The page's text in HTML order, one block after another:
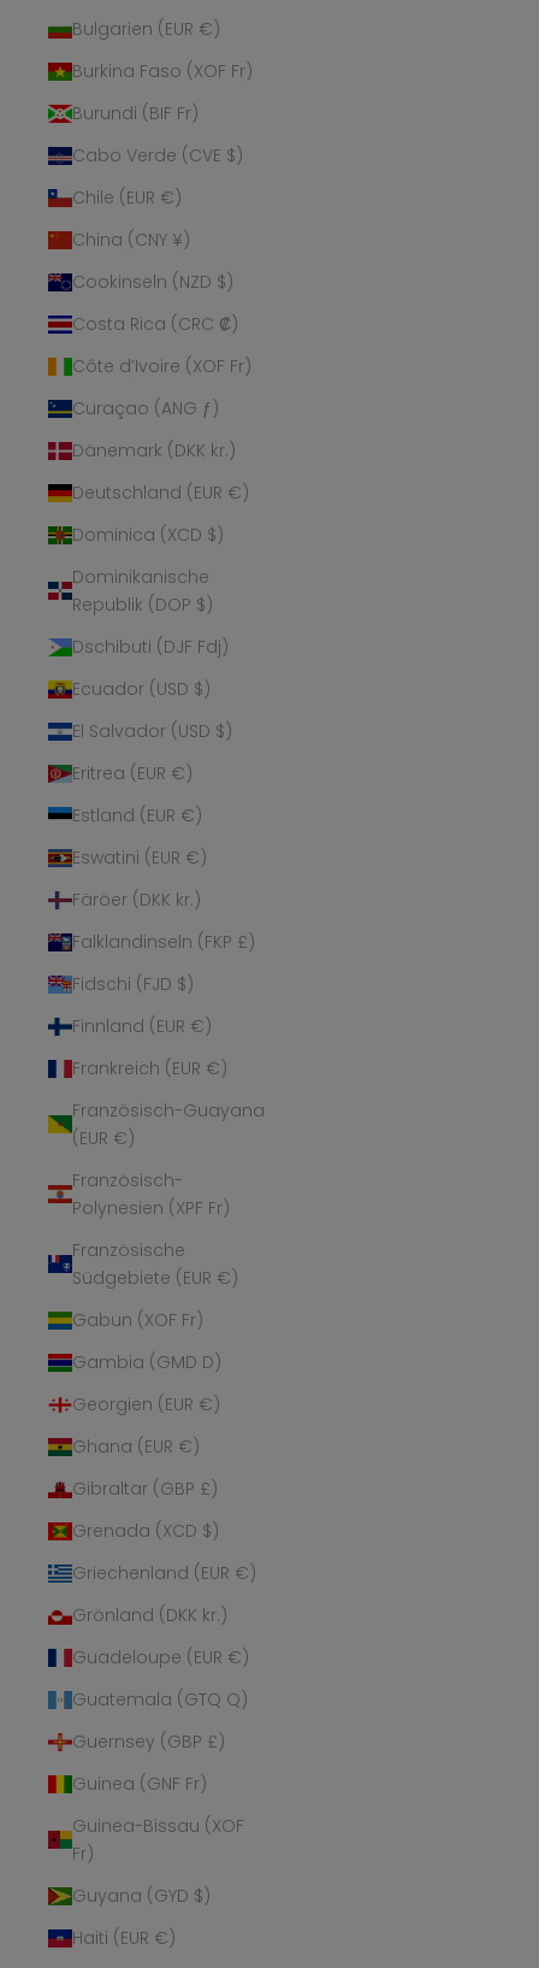
Bulgarien (EUR €)
Burkina Faso (XOF Fr)
Burundi (BIF Fr)
Cabo Verde (CVE $)
Chile (EUR €)
China (CNY ¥)
Cookinseln (NZD $)
Costa Rica (CRC ₡)
Côte d’Ivoire (XOF Fr)
Curaçao (ANG ƒ)
Dänemark (DKK kr.)
Deutschland (EUR €)
Dominica (XCD $)
Dominikanische
Republik (DOP $)
Dschibuti (DJF Fdj)
Ecuador (USD $)
El Salvador (USD $)
Eritrea (EUR €)
Estland (EUR €)
Eswatini (EUR €)
Färöer (DKK kr.)
Falklandinseln (FKP £)
Fidschi (FJD $)
Finnland (EUR €)
Frankreich (EUR €)
Französisch-Guayana
(EUR €)
Französisch-
Polynesien (XPF Fr)
Französische
Südgebiete (EUR €)
Gabun (XOF Fr)
Gambia (GMD D)
Georgien (EUR €)
Ghana (EUR €)
Gibraltar (GBP £)
Grenada (XCD $)
Griechenland (EUR €)
Grönland (DKK kr.)
Guadeloupe (EUR €)
Guatemala (GTQ Q)
Guernsey (GBP £)
Guinea (GNF Fr)
Guinea-Bissau (XOF
Fr)
Guyana (GYD $)
Haiti (EUR €)